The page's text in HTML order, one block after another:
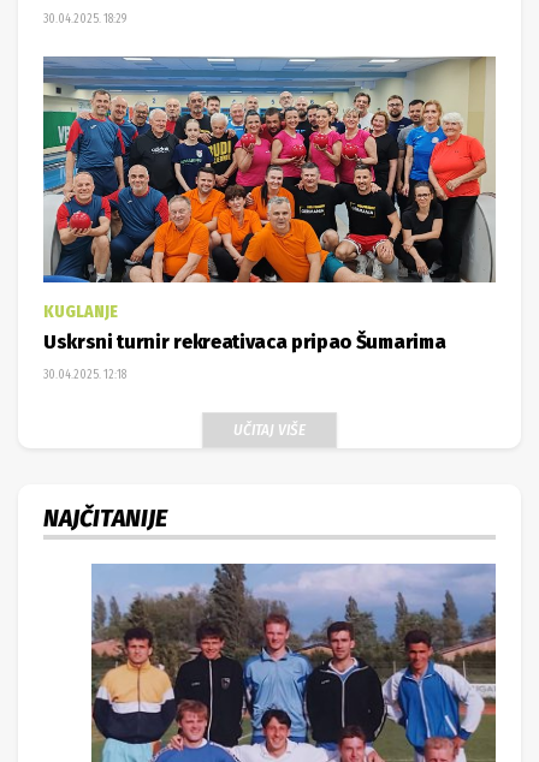
30.04.2025. 18:29
KUGLANJE
Uskrsni turnir rekreativaca pripao Šumarima
30.04.2025. 12:18
UČITAJ VIŠE
NAJČITANIJE